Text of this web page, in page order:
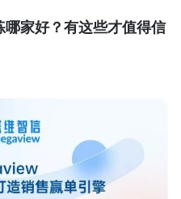
家好？有这些才值得信